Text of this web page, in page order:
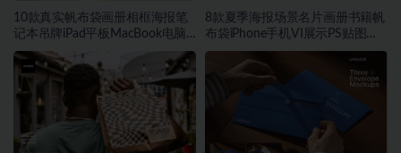
10款真实帆布袋画册相框海报笔
记本吊牌iPad平板MacBook电脑
Vi贴图PSD样机模板
8款夏季海报场景名片画册书籍帆
布袋iPhone手机VI展示PS贴图样
机模板